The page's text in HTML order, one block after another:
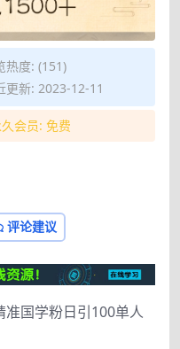
热度: (151)
更新: 2023-12-11
会员: 免费
评论建议
国学粉日引100单人